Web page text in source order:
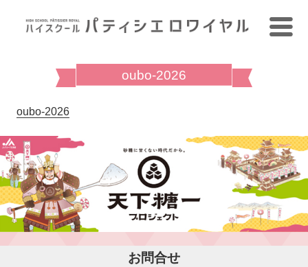
oubo-2026
oubo-2026
お問合せ